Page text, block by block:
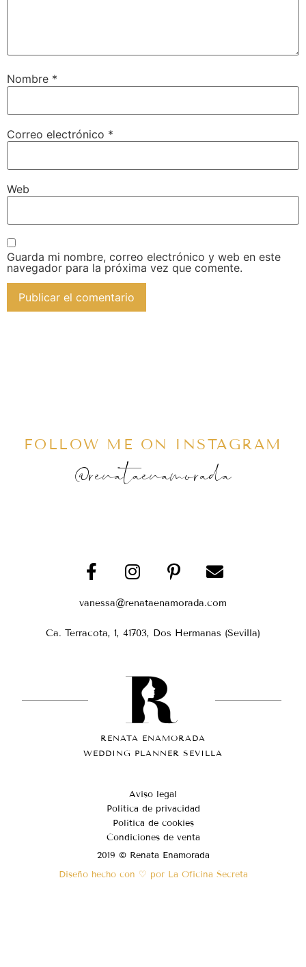
Nombre *
Correo electrónico *
Web
Guarda mi nombre, correo electrónico y web en este
navegador para la próxima vez que comente.
FOLLOW ME ON INSTAGRAM
@renataenamorada
vanessa@renataenamorada.com
Ca. Terracota, 1, 41703, Dos Hermanas (Sevilla)
RENATA ENAMORADA
WEDDING PLANNER SEVILLA
Aviso legal
Política de privacidad
Política de cookies
Condiciones de venta
2019 © Renata Enamorada
Diseño hecho con ♡ por La Oficina Secreta